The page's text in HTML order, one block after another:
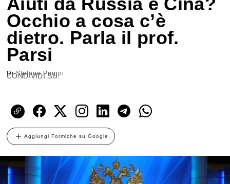
Occhio a cosa c’è
dietro. Parla il prof.
Parsi
DiStefano Pioppi
CONDIVIDI SU:
Aggiungi Formiche su Google